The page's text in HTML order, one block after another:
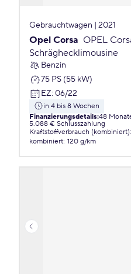
Gebrauchtwagen | 2021
Opel Corsa OPEL
Schräghecklimousine
Benzin
75 PS (55 kW)
EZ: 06/22
in 4 bis 8 Wochen
Finanzierungsdetails:48
5.088 € Schlusszahlung
Kraftstoffverbrauch (kombiniert):
kombiniert: 120 g/km